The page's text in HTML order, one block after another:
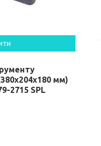
мм)
2715 SPL